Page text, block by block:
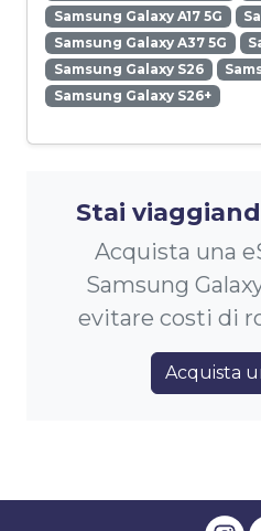
Samsung Galaxy A17 5G
Samsung Galaxy A37 5G
Samsung Galaxy S26
Samsung Galaxy S26+
Stai
Acquista una
Samsung
evitare costi di
Acquista